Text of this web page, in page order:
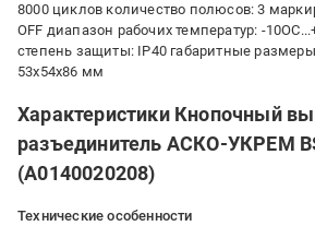
8000 циклов количество полюсов: 3
OFF диапазон рабочих температур: -
степень защиты: IP40 габаритные
53х54х86 мм
Характеристики Кнопочный
разъединитель АСКО-УКРЕМ
(A0140020208)
Технические особенности